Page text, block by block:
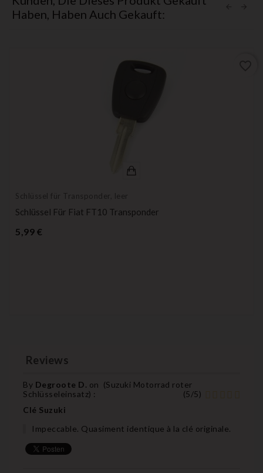
Haben, Haben Auch Gekauft:
Schlüssel für Transponder, leer
Schlüssel Für Fiat FT10 Transponder
5,99 €
Reviews
By Degroote D. on (Suzuki Motorrad roter
Schlüsseleinsatz) : (5/5)
Clé Suzuki
Impeccable. Quasiment identique à la clé originale.